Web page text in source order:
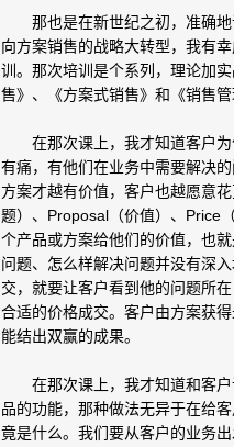
那也是在新世纪之初，准确地
向方案销售的战略大转型，我有
训。那次培训是个系列，理论加
售》、《方案式销售》和《销售
在那次课上，我才知道客户为
有痛，有他们在业务中需要解决
方案才越有价值，客户也越愿意
题）、Proposal（价值）、Price
个产品或方案给他们的价值，也
问题、怎么样解决问题并没有深
交，就要让客户看到他的问题所
合适的价格成交。客户由方案获
能结出双赢的成果。
在那次课上，我才知道和客户
品的功能，那种做法无异于在给
竟是什么。我们要从客户的业务